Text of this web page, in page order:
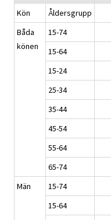
Kön
Åldersgrupp
Båda
könen
15-74
15-64
15-24
25-34
35-44
45-54
55-64
65-74
Män
15-74
15-64